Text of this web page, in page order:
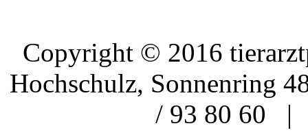
Copyright © 2016
Hochschulz, Sonnenring
/ 93 80 60